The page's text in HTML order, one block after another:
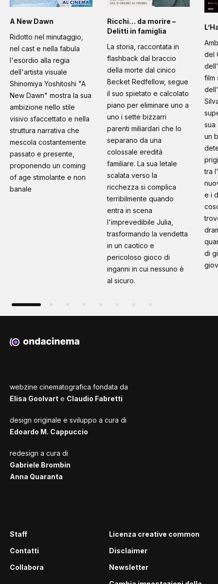
A New Dawn
Ridotto nel minutaggio,
nel cast e nella fabula
l'esordio alla regia
dell'artista visuale
Shinomiya Yoshitoshi "A
New Dawn" mostra la sua
ambizione nello stile
visivo sfaccettato e nella
struttura narrativa che
mescola costantemente
passato e presente,
proponendo un coming
of age stimolante e non
banale
Ricchi… da morire –
Delitti in famiglia
La storia, raccontata in
flashback dal braccio
della morte dal cinico
Becket Redfellow, segue
il suo spietato e calcolato
piano per eliminare uno a
uno i sette bizzarri
parenti miliardari che lo
separano da una
colossale eredità
familiare. La sua letale
scalata verso la
ricchezza si complica
terribilmente quando
entra in scena
l'imprevedibile Julia,
trasformando la vendetta
in un caotico e
pericoloso gioco di
inganni in cui nessuno è
al sicuro.
del
film
sua
un
tra
e i
di
webzine cinematografica fondata da
Elisa Goolvart e Claudio Fabretti
design originale e sviluppo a cura di
Edoardo M. Cappuccio
redesign a cura di
Gabriele Brombin
Anna Quaranta
Staff
Contatti
Collabora
Licenza creative common
Disclaimer
Newsletter